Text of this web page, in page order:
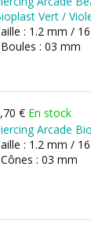
Vert /
: 1.2 mm /
: 03 mm
€ En stock
Arcade
: 1.2 mm /
: 03 mm